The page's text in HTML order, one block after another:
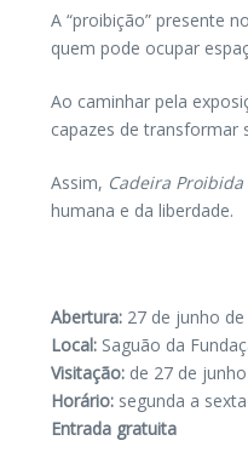
A “proibição” presente
quem pode ocupar
Ao caminhar pela
capazes de transformar
Assim, Cadeira Proibida
humana e da liberdade.
Abertura: 27 de junho
Local: Saguão da
Visitação: de 27 de
Horário: segunda a
Entrada gratuita